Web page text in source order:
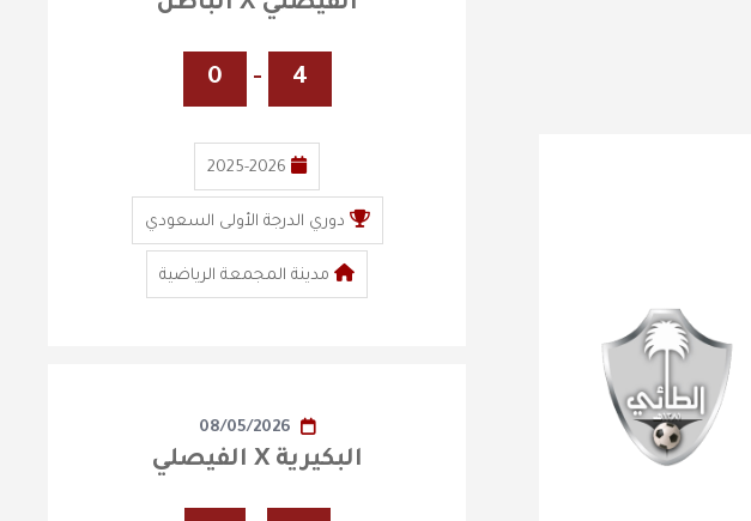
4
-
0
2025-2026
دوري الدرجة الأولى السعودي
مدينة المجمعة الرياضية
08/05/2026
البكيرية X الفيصلي